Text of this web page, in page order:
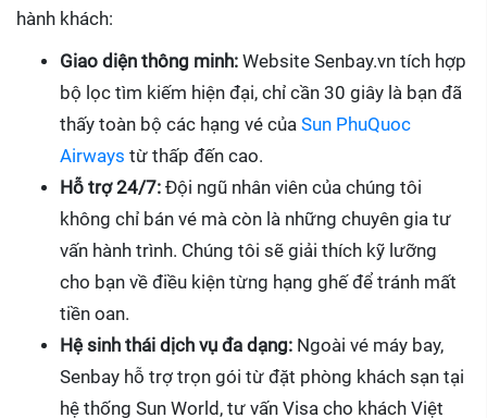
hành khách:
Giao diện thông minh: Website Senbay.vn tích hợp
bộ lọc tìm kiếm hiện đại, chỉ cần 30 giây là bạn đã
thấy toàn bộ các hạng vé của Sun PhuQuoc
Airways từ thấp đến cao.
Hỗ trợ 24/7: Đội ngũ nhân viên của chúng tôi
không chỉ bán vé mà còn là những chuyên gia tư
vấn hành trình. Chúng tôi sẽ giải thích kỹ lưỡng
cho bạn về điều kiện từng hạng ghế để tránh mất
tiền oan.
Hệ sinh thái dịch vụ đa dạng: Ngoài vé máy bay,
Senbay hỗ trợ trọn gói từ đặt phòng khách sạn tại
hệ thống Sun World, tư vấn Visa cho khách Việt